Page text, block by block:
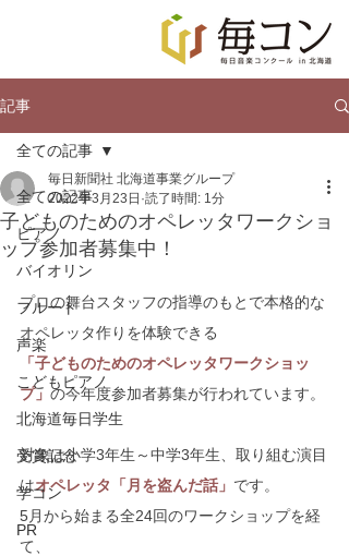
記事
全ての記事
ピアノ
バイオリン
フルート
声楽
こどもピアノ
北海道毎日学生
受賞記念
学コン
PR
全ての記事
子どものためのオペレッタワークショ
ップ参加者募集中！
毎日新聞社 北海道事業グループ
2022年3月23日 読了時間: 1分
プロの舞台スタッフの指導のもとで本格的な
オペレッタ作りを体験できる
「子どものためのオペレッタワークショッ
プ」 の今年度参加者募集が行われています。
対象は小学3年生～中学3年生、取り組む演目
はオペレッタ「月を盗んだ話」 です。
5月から始まる全24回のワークショップを経
て、